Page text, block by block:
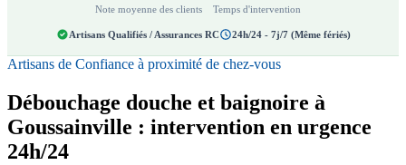
Note moyenne des clients Temps d'intervention
Artisans Qualifiés / Assurances RC 24h/24 - 7j/7 (Même fériés)
Artisans de Confiance à proximité de chez-vous
Débouchage douche et baignoire à
Goussainville : intervention en urgence
24h/24